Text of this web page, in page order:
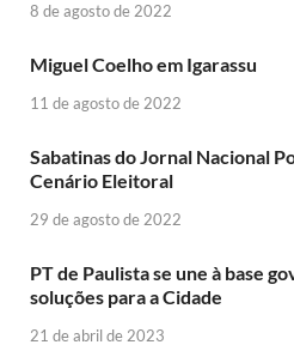
8 de agosto de 2022
Miguel Coelho em Igarassu
11 de agosto de 2022
Sabatinas do Jornal Nacional
Cenário Eleitoral
29 de agosto de 2022
PT de Paulista se une à base
soluções para a Cidade
21 de abril de 2023